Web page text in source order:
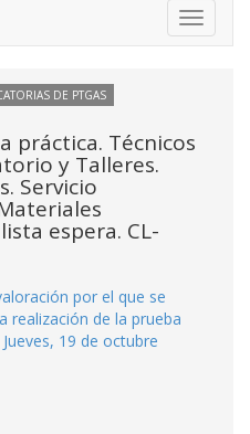
Toggle
DE PTGAS
práctica. Técnicos
y Talleres.
Servicio
espera. CL-
por el que se
realización de la prueba
19 de octubre